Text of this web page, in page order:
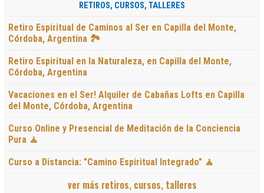
RETIROS, CURSOS, TALLERES
Retiro Espiritual de Caminos al Ser en Capilla del Monte,
Córdoba, Argentina 🏞️
Retiro Espiritual en la Naturaleza, en Capilla del Monte,
Córdoba, Argentina
Vacaciones en el Ser! Alquiler de Cabañas Lofts en Capilla
del Monte, Córdoba, Argentina
Curso Online y Presencial de Meditación de la Conciencia
Pura 🧘
Curso a Distancia: "Camino Espiritual Integrado" 🧘
ver más retiros, cursos, talleres